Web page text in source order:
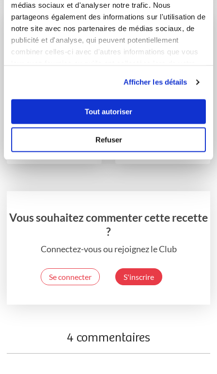
médias sociaux et d'analyser notre trafic. Nous
partageons également des informations sur l'utilisation de
notre site avec nos partenaires de médias sociaux, de
publicité et d'analyse, qui peuvent potentiellement
combiner celles-ci avec d'autres informations que vous
Afficher les détails
Tout autoriser
Refuser
Vous souhaitez commenter cette recette
?
Connectez-vous ou rejoignez le Club
Se connecter S'inscrire
4 commentaires